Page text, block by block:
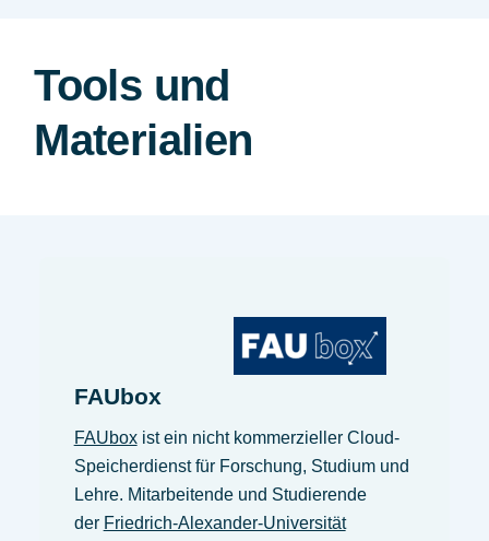
Tools und
Materialien
FAUbox
FAUboxist ein nicht kommerzieller Cloud-
Speicherdienst für Forschung, Studium und
Lehre. Mitarbeitende und Studierende
der Friedrich-Alexander-Universität